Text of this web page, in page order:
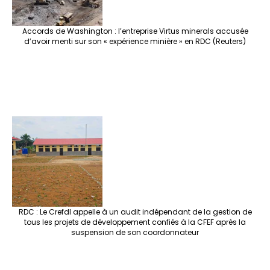
Accords de Washington : l’entreprise Virtus minerals accusée
d’avoir menti sur son « expérience minière » en RDC (Reuters)
RDC : Le Crefdl appelle à un audit indépendant de la gestion de
tous les projets de développement confiés à la CFEF après la
suspension de son coordonnateur